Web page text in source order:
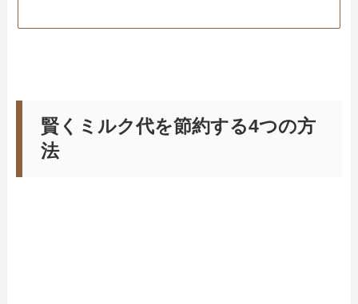
賢くミルク代を節約する4つの方
法